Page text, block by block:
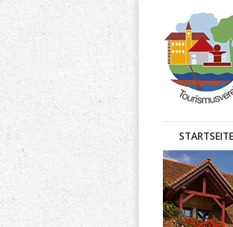
STARTSEITE